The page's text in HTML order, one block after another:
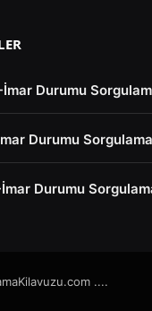
Durumu
Durumu
Durumu
....